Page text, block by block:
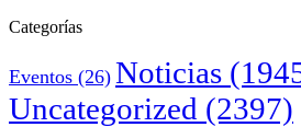
Categorías
Eventos (26) Noticias
Uncategorized (2397)